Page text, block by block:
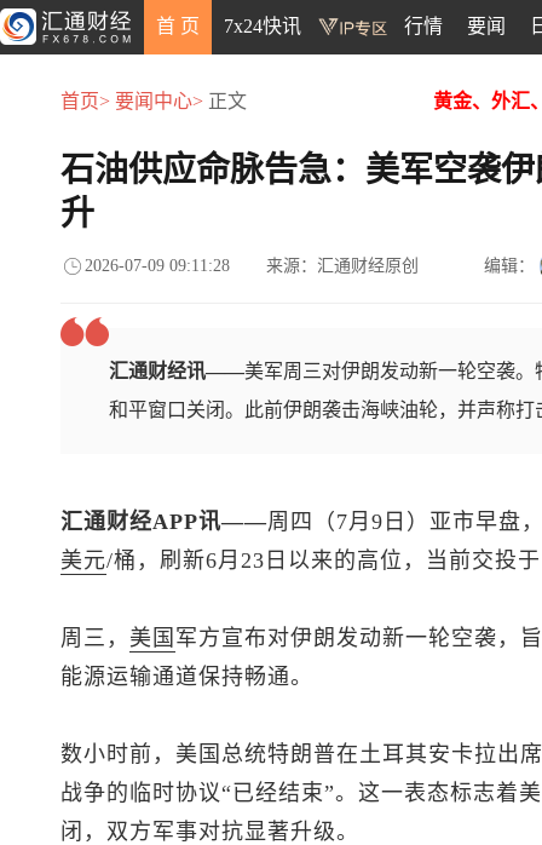
首 页 7x24快讯 行情 要闻
首页> 要闻中心> 正文 黄金、外汇
石油供应命脉告急：美军空袭
升
2026-07-09 09:11:28 来源：汇通财经原创 编辑：
汇通财经讯——美军周三对伊朗发动新一轮空袭
和平窗口关闭。此前伊朗袭击海峡油轮，并声称
汇通财经APP讯——周四（7月9日）亚市早盘
美元/桶，刷新6月23日以来的高位，当前交投
周三， 美国 军方宣布对伊朗发动新一轮空袭，
能源运输通道保持畅通。
数小时前，美国总统特朗普在土耳其安卡拉出
战争的临时协议“已经结束”。这一表态标志着
闭，双方军事对抗显著升级。